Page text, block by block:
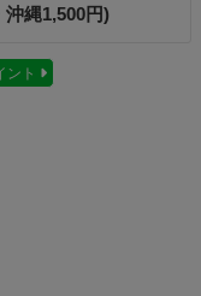
縄1,500円)
ント